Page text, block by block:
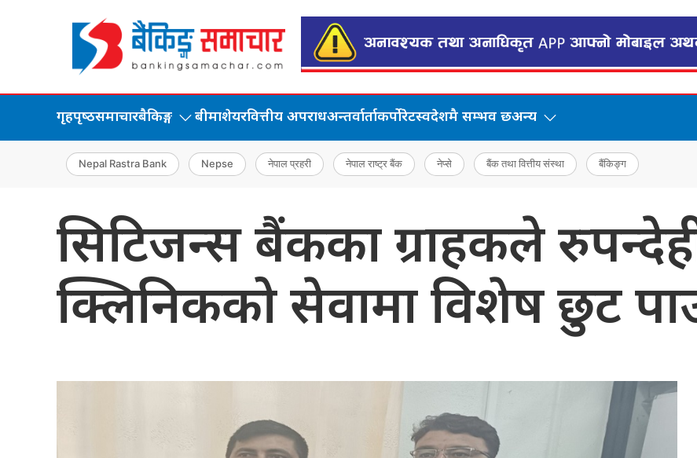
गृहपृष्‍ठसमाचारबैकिङ्ग बीमाशेयरवित्तीय अपराधअन्तर्वार्ताकर्पोरेटस्वदेशमै सम्भव छअन्य
Nepal Rastra Bank Nepse नेपाल प्रहरी नेपाल राष्ट्र बैंक नेप्से बैंक तथा वित्तीय संस्था बैंकिङ्ग
सिटिजन्स बैंकका ग्राहकले
क्लिनिकको सेवामा विशेष छुट